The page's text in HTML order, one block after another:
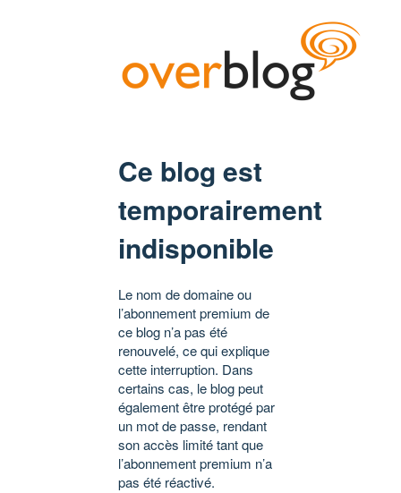
Ce blog est
temporairement
indisponible
Le nom de domaine ou
l’abonnement premium de
ce blog n’a pas été
renouvelé, ce qui explique
cette interruption. Dans
certains cas, le blog peut
également être protégé par
un mot de passe, rendant
son accès limité tant que
l’abonnement premium n’a
pas été réactivé.